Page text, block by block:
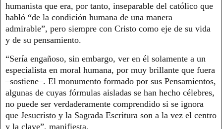
humanista que era, por tanto, inseparable del católico que
habló “de la condición humana de una manera
admirable”, pero siempre con Cristo como eje de su vida
y de su pensamiento.
“Sería engañoso, sin embargo, ver en él solamente a un
especialista en moral humana, por muy brillante que fuera
–sostiene–. El monumento formado por sus Pensamientos,
algunas de cuyas fórmulas aisladas se han hecho célebres,
no puede ser verdaderamente comprendido si se ignora
que Jesucristo y la Sagrada Escritura son a la vez el centro
y la clave”, manifiesta.